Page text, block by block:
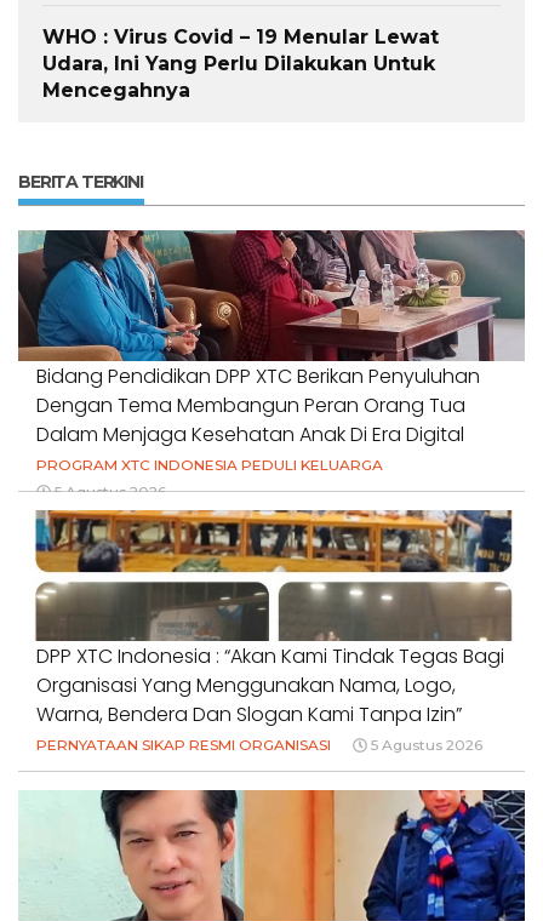
WHO : Virus Covid – 19 Menular Lewat
Udara, Ini Yang Perlu Dilakukan Untuk
Mencegahnya
BERITA TERKINI
Bidang Pendidikan DPP XTC Berikan Penyuluhan
Dengan Tema Membangun Peran Orang Tua
Dalam Menjaga Kesehatan Anak Di Era Digital
PROGRAM XTC INDONESIA PEDULI KELUARGA
5 Agustus 2026
DPP XTC Indonesia : “Akan Kami Tindak Tegas Bagi
Organisasi Yang Menggunakan Nama, Logo,
Warna, Bendera Dan Slogan Kami Tanpa Izin”
PERNYATAAN SIKAP RESMI ORGANISASI 5 Agustus 2026